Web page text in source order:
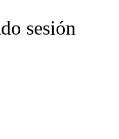
sesión